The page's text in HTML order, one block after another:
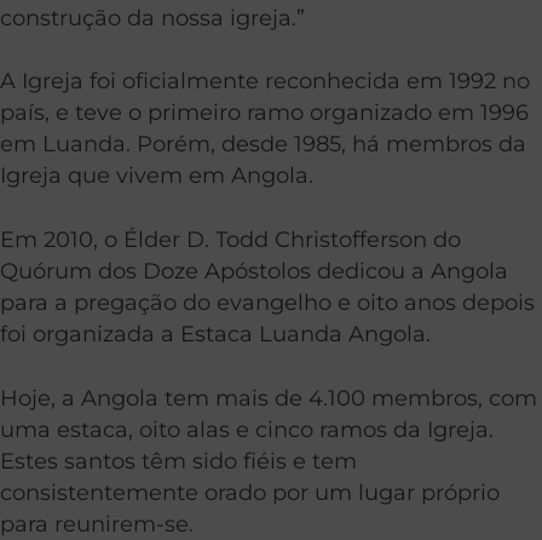
construção da nossa igreja.”
A Igreja foi oficialmente reconhecida em 1992 no
país, e teve o primeiro ramo organizado em 1996
em Luanda. Porém, desde 1985, há membros da
Igreja que vivem em Angola.
Em 2010, o Élder D. Todd Christofferson do
Quórum dos Doze Apóstolos dedicou a Angola
para a pregação do evangelho e oito anos depois
foi organizada a Estaca Luanda Angola.
Hoje, a Angola tem mais de 4.100 membros, com
uma estaca, oito alas e cinco ramos da Igreja.
Estes santos têm sido fiéis e tem
consistentemente orado por um lugar próprio
para reunirem-se.